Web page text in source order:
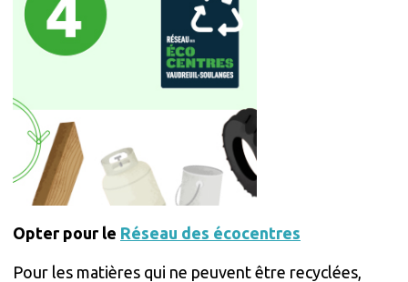
Opter pour le Réseau des écocentres
Pour les matières qui ne peuvent être recyclées,